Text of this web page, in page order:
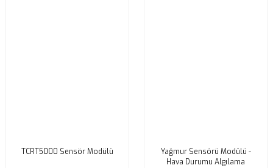
TCRT5000 Sensör Modülü
Yağmur Sensörü Modülü -
Hava Durumu Algılama